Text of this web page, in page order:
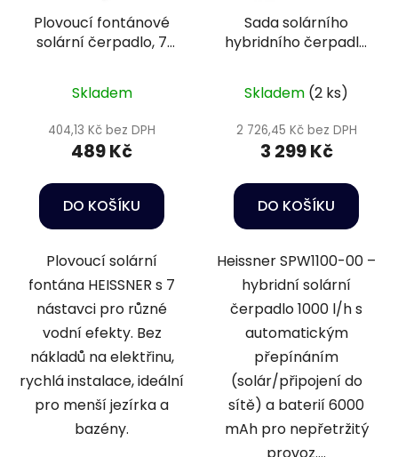
Plovoucí fontánové
solární čerpadlo, 7
Skladem
404,13 Kč bez DPH
489 Kč
DO KOŠÍKU
Plovoucí solární
fontána HEISSNER s 7
nástavci pro různé
vodní efekty. Bez
nákladů na elektřinu,
rychlá instalace, ideální
pro menší jezírka a
bazény.
Sada solárního
hybridního čerpadla
SPW1100-00
Skladem (2 ks)
2 726,45 Kč bez DPH
3 299 Kč
DO KOŠÍKU
Heissner SPW1100-00 –
hybridní solární
čerpadlo 1000 l/h s
automatickým
přepínáním
(solár/připojení do
sítě) a baterií 6000
mAh pro nepřetržitý